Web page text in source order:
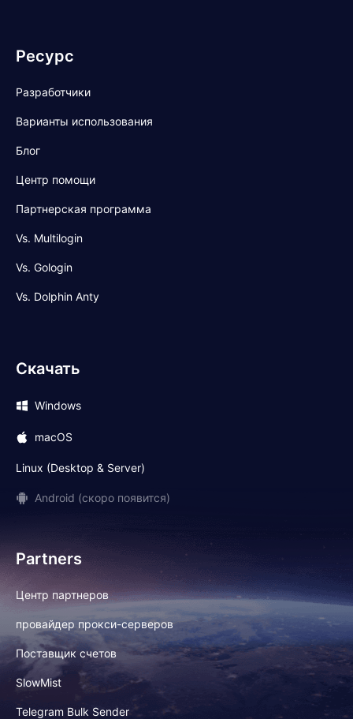
Ресурс
Разработчики
Варианты использования
Блог
Центр помощи
Партнерская программа
Vs. Multilogin
Vs. Gologin
Vs. Dolphin Anty
Скачать
Windows
macOS
Linux (Desktop & Server)
Android (скоро появится)
Partners
Центр партнеров
провайдер прокси-серверов
Поставщик счетов
SlowMist
Telegram Bulk Sender